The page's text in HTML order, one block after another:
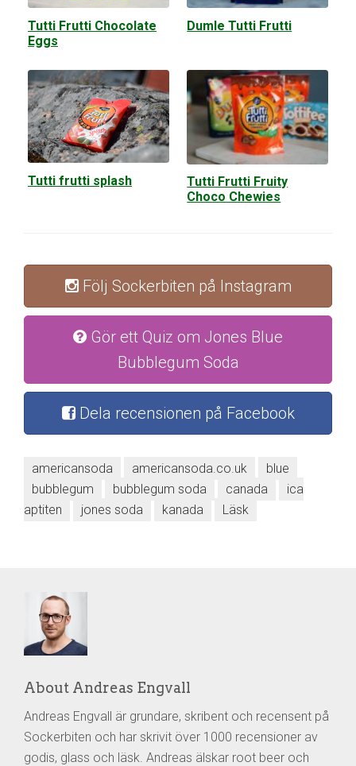
Tutti Frutti Chocolate
Eggs
Dumle Tutti Frutti
Tutti frutti splash
Tutti Frutti Fruity
Choco Chewies
Följ Sockerbiten på Instagram
Gör ett Quiz om Jones Blue
Bubblegum Soda
Dela recensionen på Facebook
americansoda americansoda.co.uk
blue
bubblegum
bubblegum soda canada
ica
aptiten
jones soda kanada Läsk
About Andreas Engvall
Andreas Engvall är grundare, skribent och recensent på
Sockerbiten och har skrivit över 1000 recensioner av
godis, glass och läsk. Andreas älskar root beer och